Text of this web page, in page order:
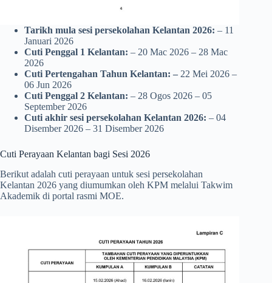
Tarikh mula sesi persekolahan Kelantan 2026: – 11
Januari 2026
Cuti Penggal 1 Kelantan: – 20 Mac 2026 – 28 Mac
2026
Cuti Pertengahan Tahun Kelantan: – 22 Mei 2026 –
06 Jun 2026
Cuti Penggal 2 Kelantan: – 28 Ogos 2026 – 05
September 2026
Cuti akhir sesi persekolahan Kelantan 2026: – 04
Disember 2026 – 31 Disember 2026
Cuti Perayaan Kelantan bagi Sesi 2026
Berikut adalah cuti perayaan untuk sesi persekolahan
Kelantan 2026 yang diumumkan oleh KPM melalui Takwim
Akademik di portal rasmi MOE.